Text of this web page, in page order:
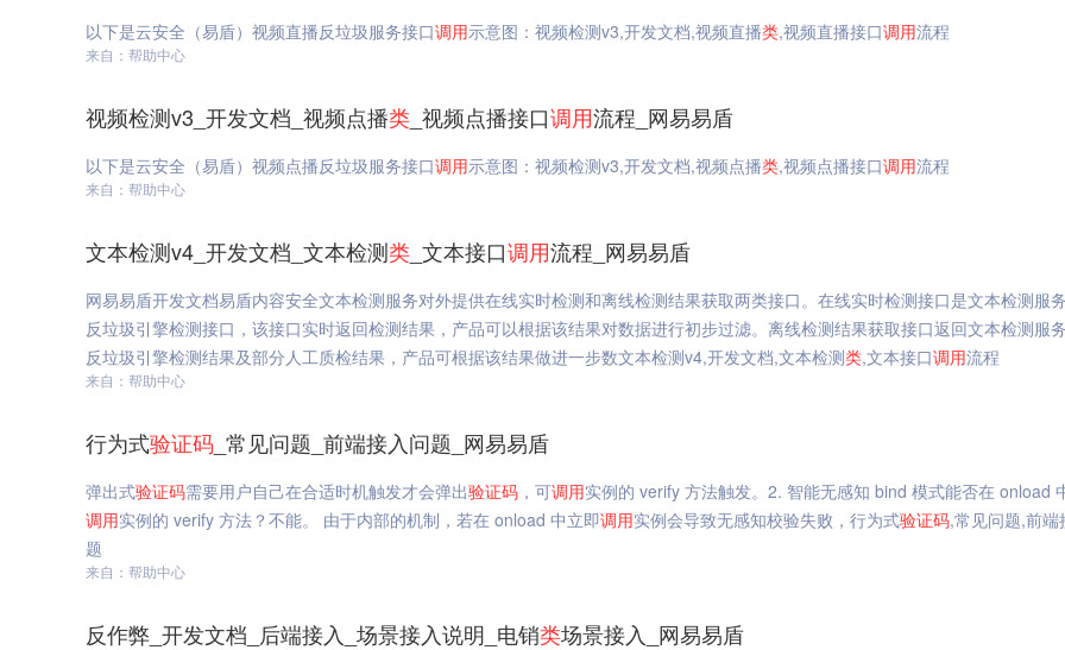
以下是云安全（易盾）视频直播反垃圾服务接口调用示意图：视频检测v3,开发文档,视频直播类,视频直播接口调用流程
来自：帮助中心
视频检测v3_开发文档_视频点播类 _视频点播接口调用流程_网易易盾
以下是云安全（易盾）视频点播反垃圾服务接口调用示意图：视频检测v3,开发文档,视频点播类,视频点播接口调用流程
来自：帮助中心
文本检测v4_开发文档_文本检测类 _文本接口调用流程_网易易盾
网易易盾开发文档易盾内容安全文本检测服务对外提供在线实时检测和离线检测结果获取两类接口。在线实时检测接口是文本检测服
反垃圾引擎检测接口，该接口实时返回检测结果，产品可以根据该结果对数据进行初步过滤。离线检测结果获取接口返回文本检测服
反垃圾引擎检测结果及部分人工质检结果，产品可根据该结果做进一步数文本检测v4,开发文档,文本检测类,文本接口调用流程
来自：帮助中心
行为式验证码 _常见问题_前端接入问题_网易易盾
弹出式验证码需要用户自己在合适时机触发才会弹出验证码 ，可调用实例的 verify 方法触发。2. 智能无感知 bind 模式能否在 onload
调用实例的 verify 方法？不能。 由于内部的机制，若在 onload 中立即调用实例会导致无感知校验失败，行为式验证码,常见问题,前端
题
来自：帮助中心
反作弊_开发文档_后端接入_场景接入说明_电销类场景接入_网易易盾